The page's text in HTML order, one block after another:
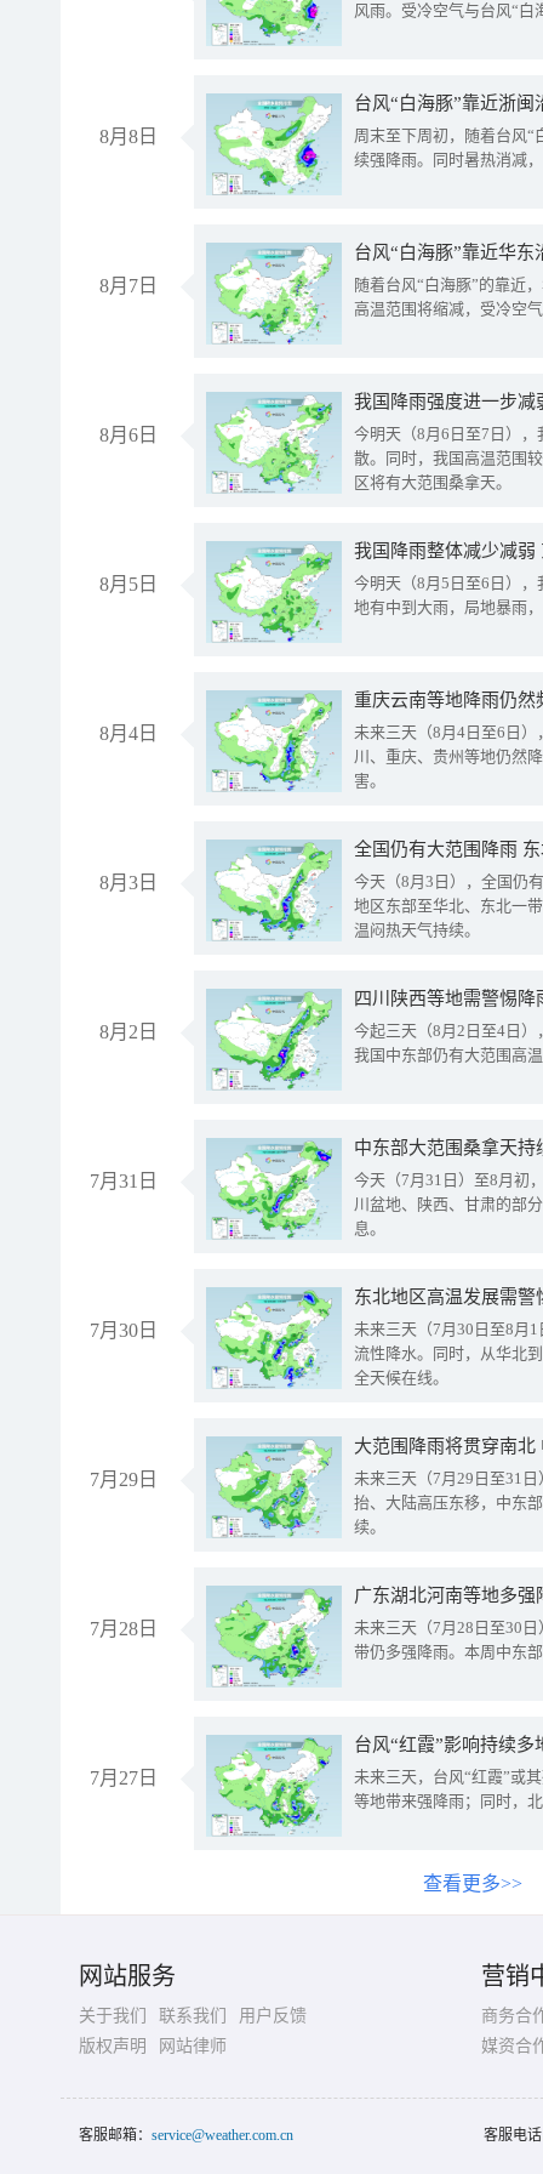
风雨。受冷空气与台风“白
8月8日
台风“白海豚”靠近浙
周末至下周初，随着台风“
续强降雨。同时暑热消减
8月7日
台风“白海豚”靠近华
随着台风“白海豚”的靠近
高温范围将缩减，受冷空
8月6日
今明天（8月6日至7日）
散。同时，我国高温范围
区将有大范围桑拿天。
8月5日
我国降雨整体减少减弱
今明天（8月5日至6日）
地有中到大雨，局地暴雨
8月4日
重庆云南等地降雨仍然
未来三天（8月4日至6日
川、重庆、贵州等地仍然
害。
8月3日
全国仍有大范围降雨
今天（8月3日），全国仍
地区东部至华北、东北一
温闷热天气持续。
8月2日
今起三天（8月2日至4日
我国中东部仍有大范围高
7月31日
中东部大范围桑拿天
今天（7月31日）至8月初
川盆地、陕西、甘肃的部
息。
7月30日
东北地区高温发展需
未来三天（7月30日至8月
流性降水。同时，从华北
全天候在线。
7月29日
大范围降雨将贯穿南
未来三天（7月29日至31
抬、大陆高压东移，中东
续。
7月28日
广东湖北河南等地多
未来三天（7月28日至30
带仍多强降雨。本周中东
7月27日
台风“红霞”影响持续
未来三天，台风“红霞”或
等地带来强降雨；同时，
查看更多>>
网站服务
关于我们 联系我们
用户反馈
版权声明
网站律师
营销
商务合
媒资合
客服邮箱： service@weather.com.cn 客服电